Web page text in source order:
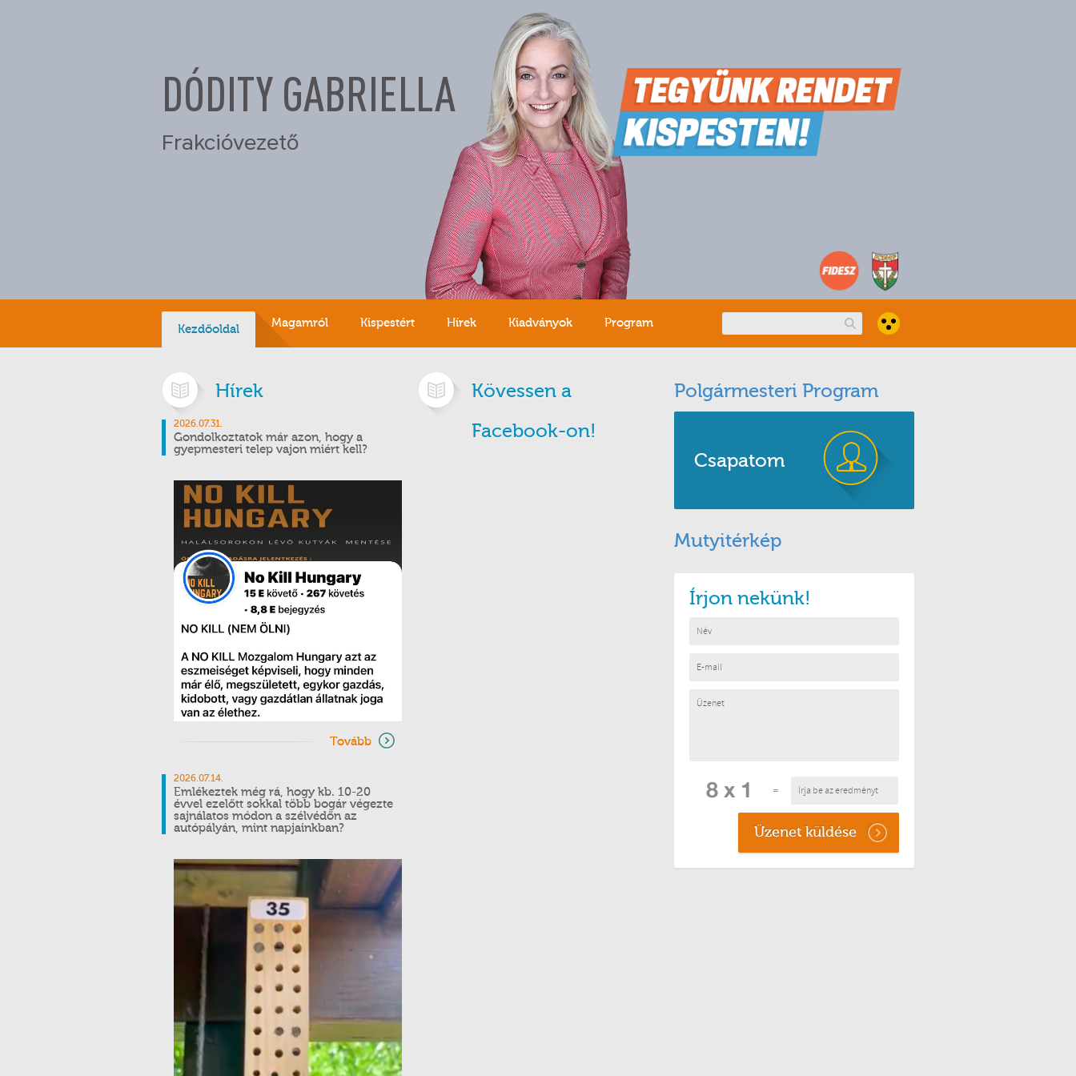
DÓDITY GABRIELLA
Frakcióvezető
Kezdőoldal Magamról Kispestért Hírek Kiadványok Program
Hírek
2026.07.31.
Gondolkoztatok már azon, hogy a
gyepmesteri telep vajon miért kell?
Tovább
2026.07.14.
Emlékeztek még rá, hogy kb. 10-20
évvel ezelőtt sokkal több bogár végezte
sajnálatos módon a szélvédőn az
autópályán, mint napjainkban?
Kövessen a
Facebook-on!
Polgármesteri Program
Csapatom
Mutyitérkép
Írjon nekünk!
=
Üzenet küldése